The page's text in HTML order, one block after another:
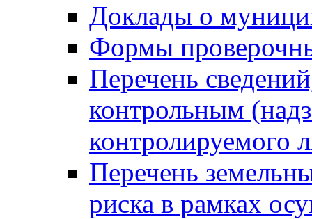
Доклады о
Формы
Перечень
контрольным
контролируемого
Перечень
риска в рамках